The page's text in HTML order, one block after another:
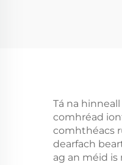
Tá na
comhréad
comhthéacs
dearfach
ag an méid is